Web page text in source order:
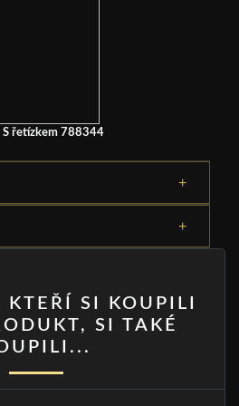
S řetízkem 788344
SI KOUPILI
SI TAKÉ